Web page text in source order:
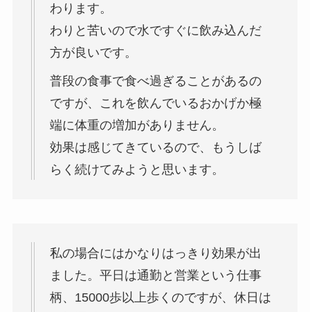
わります。
わりと苦いので水ですぐに飲み込んだ
方が良いです。
普段の食事で食べ過ぎることがあるの
ですが、これを飲んでいるおかげか極
端に体重の増加がありません。
効果は感じてきているので、もうしば
らく続けてみようと思います。
私の場合にはかなりはっきり効果が出
ました。平日は通勤と営業という仕事
柄、15000歩以上歩くのですが、休日は